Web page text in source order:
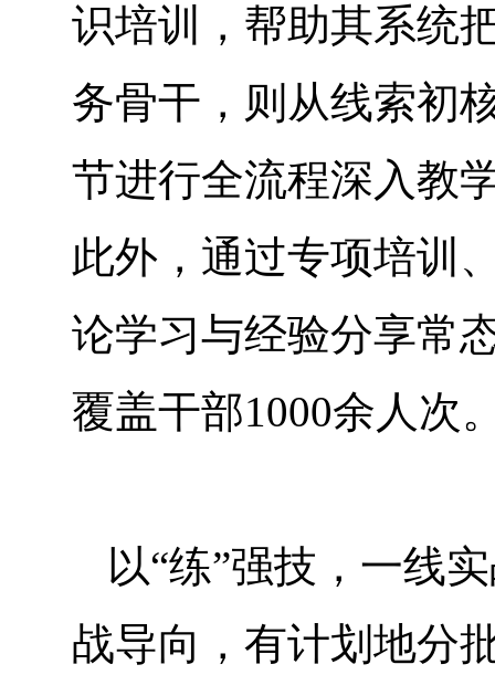
识培训，帮助其系统
务骨干，则从线索初
节进行全流程深入教
此外，通过专项培训
论学习与经验分享常
覆盖干部1000余人次
以“练”强技，一线
战导向，有计划地分